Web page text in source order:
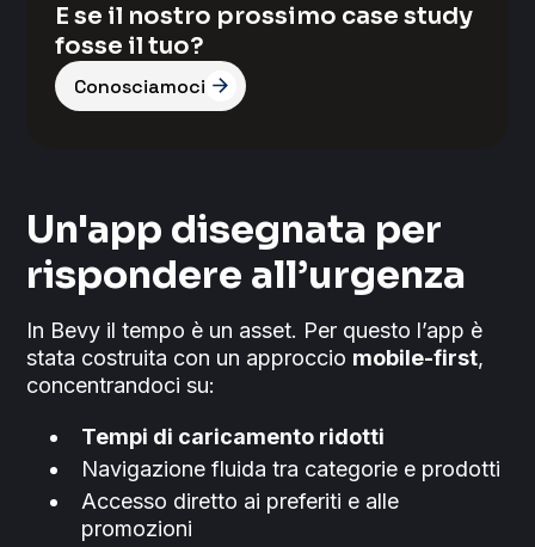
E se il nostro prossimo case study
fosse il tuo?
Conosciamoci
Un'app disegnata per
rispondere all’urgenza
In Bevy il tempo è un asset. Per questo l’app è
stata costruita con un approccio mobile-first,
concentrandoci su:
Tempi di caricamento ridotti
Navigazione fluida tra categorie e prodotti
Accesso diretto ai preferiti e alle
promozioni